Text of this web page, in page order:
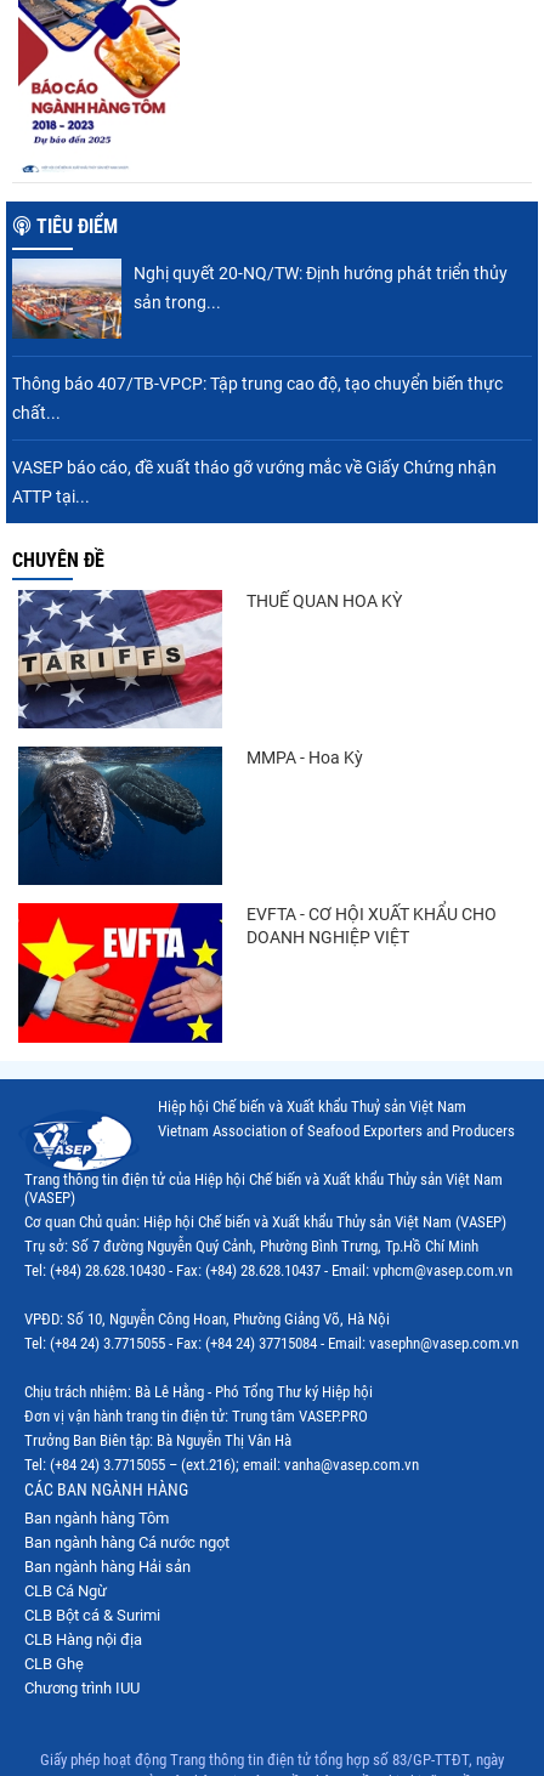
TIÊU ĐIỂM
Nghị quyết 20-NQ/TW: Định hướng phát triển thủy
sản trong...
Thông báo 407/TB-VPCP: Tập trung cao độ, tạo chuyển biến thực
chất...
VASEP báo cáo, đề xuất tháo gỡ vướng mắc về Giấy Chứng nhận
ATTP tại...
CHUYÊN ĐỀ
THUẾ QUAN HOA KỲ
MMPA - Hoa Kỳ
EVFTA - CƠ HỘI XUẤT KHẨU CHO
DOANH NGHIỆP VIỆT
Hiệp hội Chế biến và Xuất khẩu Thuỷ sản Việt Nam
Vietnam Association of Seafood Exporters and Producers
Trang thông tin điện tử của Hiệp hội Chế biến và Xuất khẩu Thủy sản Việt Nam
(VASEP)
Cơ quan Chủ quản: Hiệp hội Chế biến và Xuất khẩu Thủy sản Việt Nam (VASEP)
Trụ sở: Số 7 đường Nguyễn Quý Cảnh, Phường Bình Trưng, Tp.Hồ Chí Minh
Tel: (+84) 28.628.10430 - Fax: (+84) 28.628.10437 - Email: vphcm@vasep.com.vn
VPĐD: Số 10, Nguyễn Công Hoan, Phường Giảng Võ, Hà Nội
Tel: (+84 24) 3.7715055 - Fax: (+84 24) 37715084 - Email: vasephn@vasep.com.vn
Chịu trách nhiệm: Bà Lê Hằng - Phó Tổng Thư ký Hiệp hội
Đơn vị vận hành trang tin điện tử: Trung tâm VASEP.PRO
Trưởng Ban Biên tập: Bà Nguyễn Thị Vân Hà
Tel: (+84 24) 3.7715055 – (ext.216); email: vanha@vasep.com.vn
CÁC BAN NGÀNH HÀNG
Ban ngành hàng Tôm
Ban ngành hàng Cá nước ngọt
Ban ngành hàng Hải sản
CLB Cá Ngừ
CLB Bột cá & Surimi
CLB Hàng nội địa
CLB Ghẹ
Chương trình IUU
Giấy phép hoạt động Trang thông tin điện tử tổng hợp số 83/GP-TTĐT, ngày